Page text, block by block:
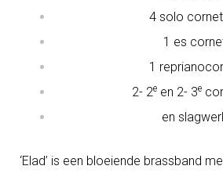
4 solo
1 es
1
2- 2een 2- 3e
en
‘Elad’ is een bloeiende brassband